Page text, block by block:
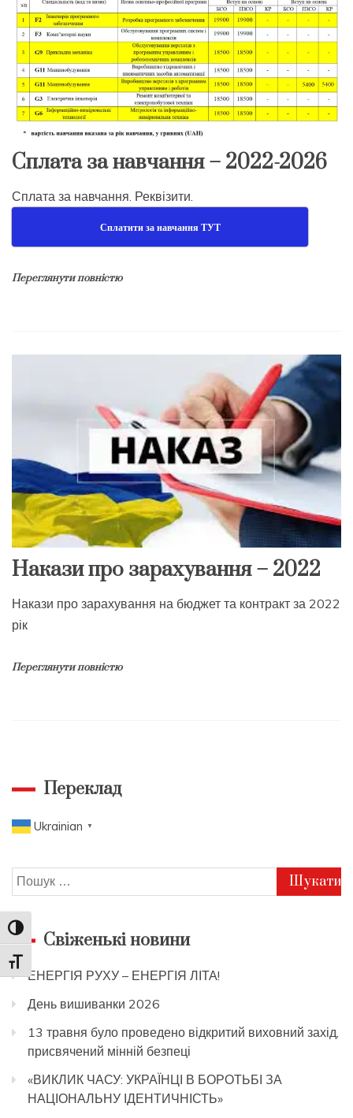
Toggle High Contrast
Toggle Font size
Сплата за навчання – 2022-2026
Сплата за навчання. Реквізити.
Сплатити за навчання ТУТ
Переглянути повністю
Накази про зарахування – 2022
Накази про зарахування на бюджет та контракт за 2022
рік
Переглянути повністю
Переклад
Ukrainian ▼
Пошук:
Свіженькі новини
ЕНЕРГІЯ РУХУ – ЕНЕРГІЯ ЛІТА!
День вишиванки 2026
13 травня було проведено відкритий виховний захід,
присвячений мінній безпеці
«ВИКЛИК ЧАСУ: УКРАЇНЦІ В БОРОТЬБІ ЗА
НАЦІОНАЛЬНУ ІДЕНТИЧНІСТЬ»